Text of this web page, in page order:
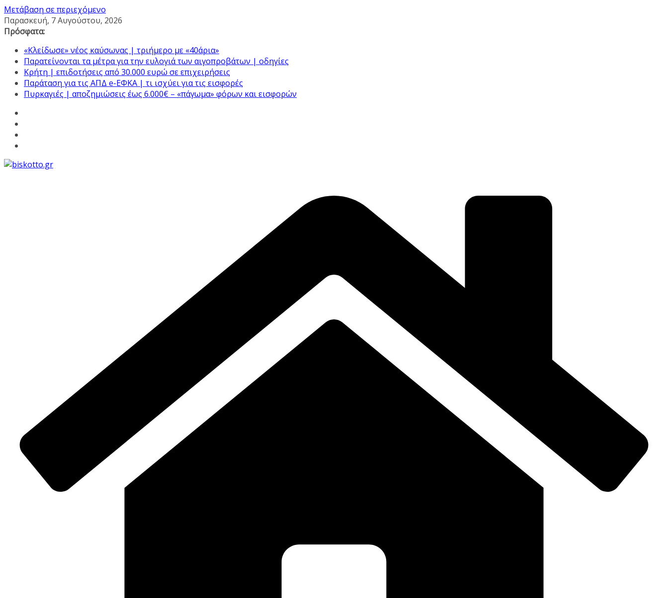
Μετάβαση σε περιεχόμενο
Παρασκευή, 7 Αυγούστου, 2026
Πρόσφατα:
«Κλείδωσε» νέος καύσωνας | τριήμερο με «40άρια»
Παρατείνονται τα μέτρα για την ευλογιά των αιγοπροβάτων | οδηγίες
Κρήτη | επιδοτήσεις από 30.000 ευρώ σε επιχειρήσεις
Παράταση για τις ΑΠΔ e-ΕΦΚΑ | τι ισχύει για τις εισφορές
Πυρκαγιές | αποζημιώσεις έως 6.000€ – «πάγωμα» φόρων και εισφορών